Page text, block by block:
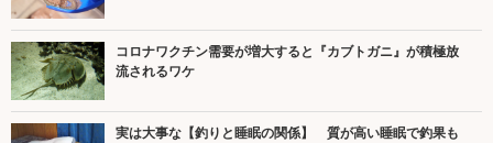
コロナワクチン需要が増大すると『カブトガニ』が積極放
流されるワケ
実は大事な【釣りと睡眠の関係】 質が高い睡眠で釣果も